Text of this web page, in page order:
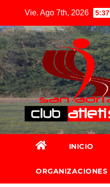
Vie. Ago 7th, 2026
INICIO
ORGANIZACIONES